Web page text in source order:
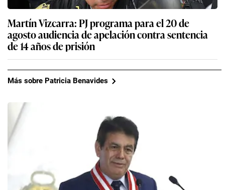
Martín Vizcarra: PJ programa para el 20 de
agosto audiencia de apelación contra sentencia
de 14 años de prisión
Más sobre Patricia Benavides